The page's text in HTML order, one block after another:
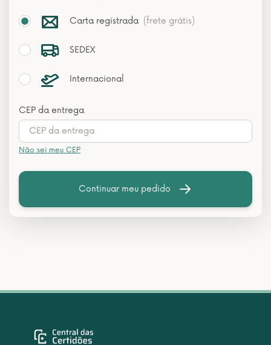
Carta registrada (frete grátis)
SEDEX
Internacional
CEP da entrega
Não sei meu CEP
Continuar meu pedido